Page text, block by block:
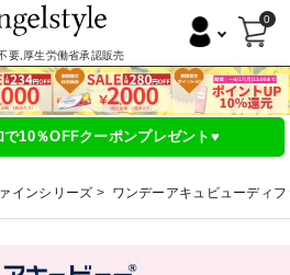
要,厚生労働省承認販売
0
10％OFFクーポンプレゼント♥
インシリーズ ワンデーアキュビューディ